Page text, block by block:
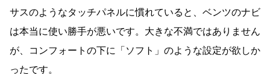
サスのようなタッチパネルに慣れていると、ベンツのナビ
は本当に使い勝手が悪いです。大きな不満ではありません
が、コンフォートの下に「ソフト」のような設定が欲しか
ったです。